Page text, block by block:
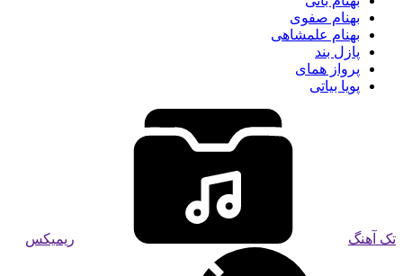
بهنام صفوی
بهنام علمشاهی
پازل بند
پرواز همای
پویا بیاتی
تک آهنگ ریمیکس